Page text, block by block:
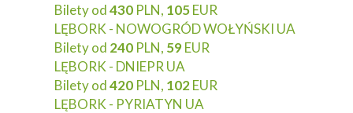
Bilety od430 PLN, 105EUR
LĘBORK - NOWOGRÓD WOŁYŃSKI UA
Bilety od 240 PLN, 59EUR
LĘBORK - DNIEPR UA
Bilety od420 PLN, 102EUR
LĘBORK - PYRIATYN UA